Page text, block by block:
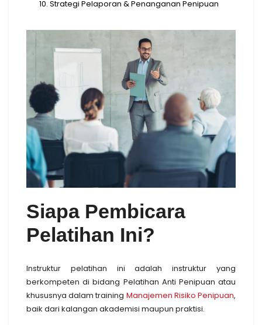
Strategi Pelaporan & Penanganan Penipuan
Siapa Pembicara
Pelatihan Ini?
Instruktur pelatihan ini adalah instruktur yang
berkompeten di bidang Pelatihan Anti Penipuan atau
khususnya dalam training Manajemen Risiko Penipuan,
baik dari kalangan akademisi maupun praktisi.